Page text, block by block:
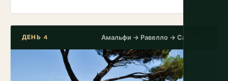
ДЕНЬ 4 Амальфи → Равелло → Салерно